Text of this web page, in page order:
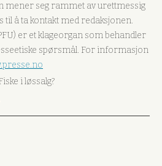
mener seg rammet av urettmessig
å ta kontakt med redaksjonen.
er et klageorgan som behandler
spørsmål. For informasjon
i løssalg?